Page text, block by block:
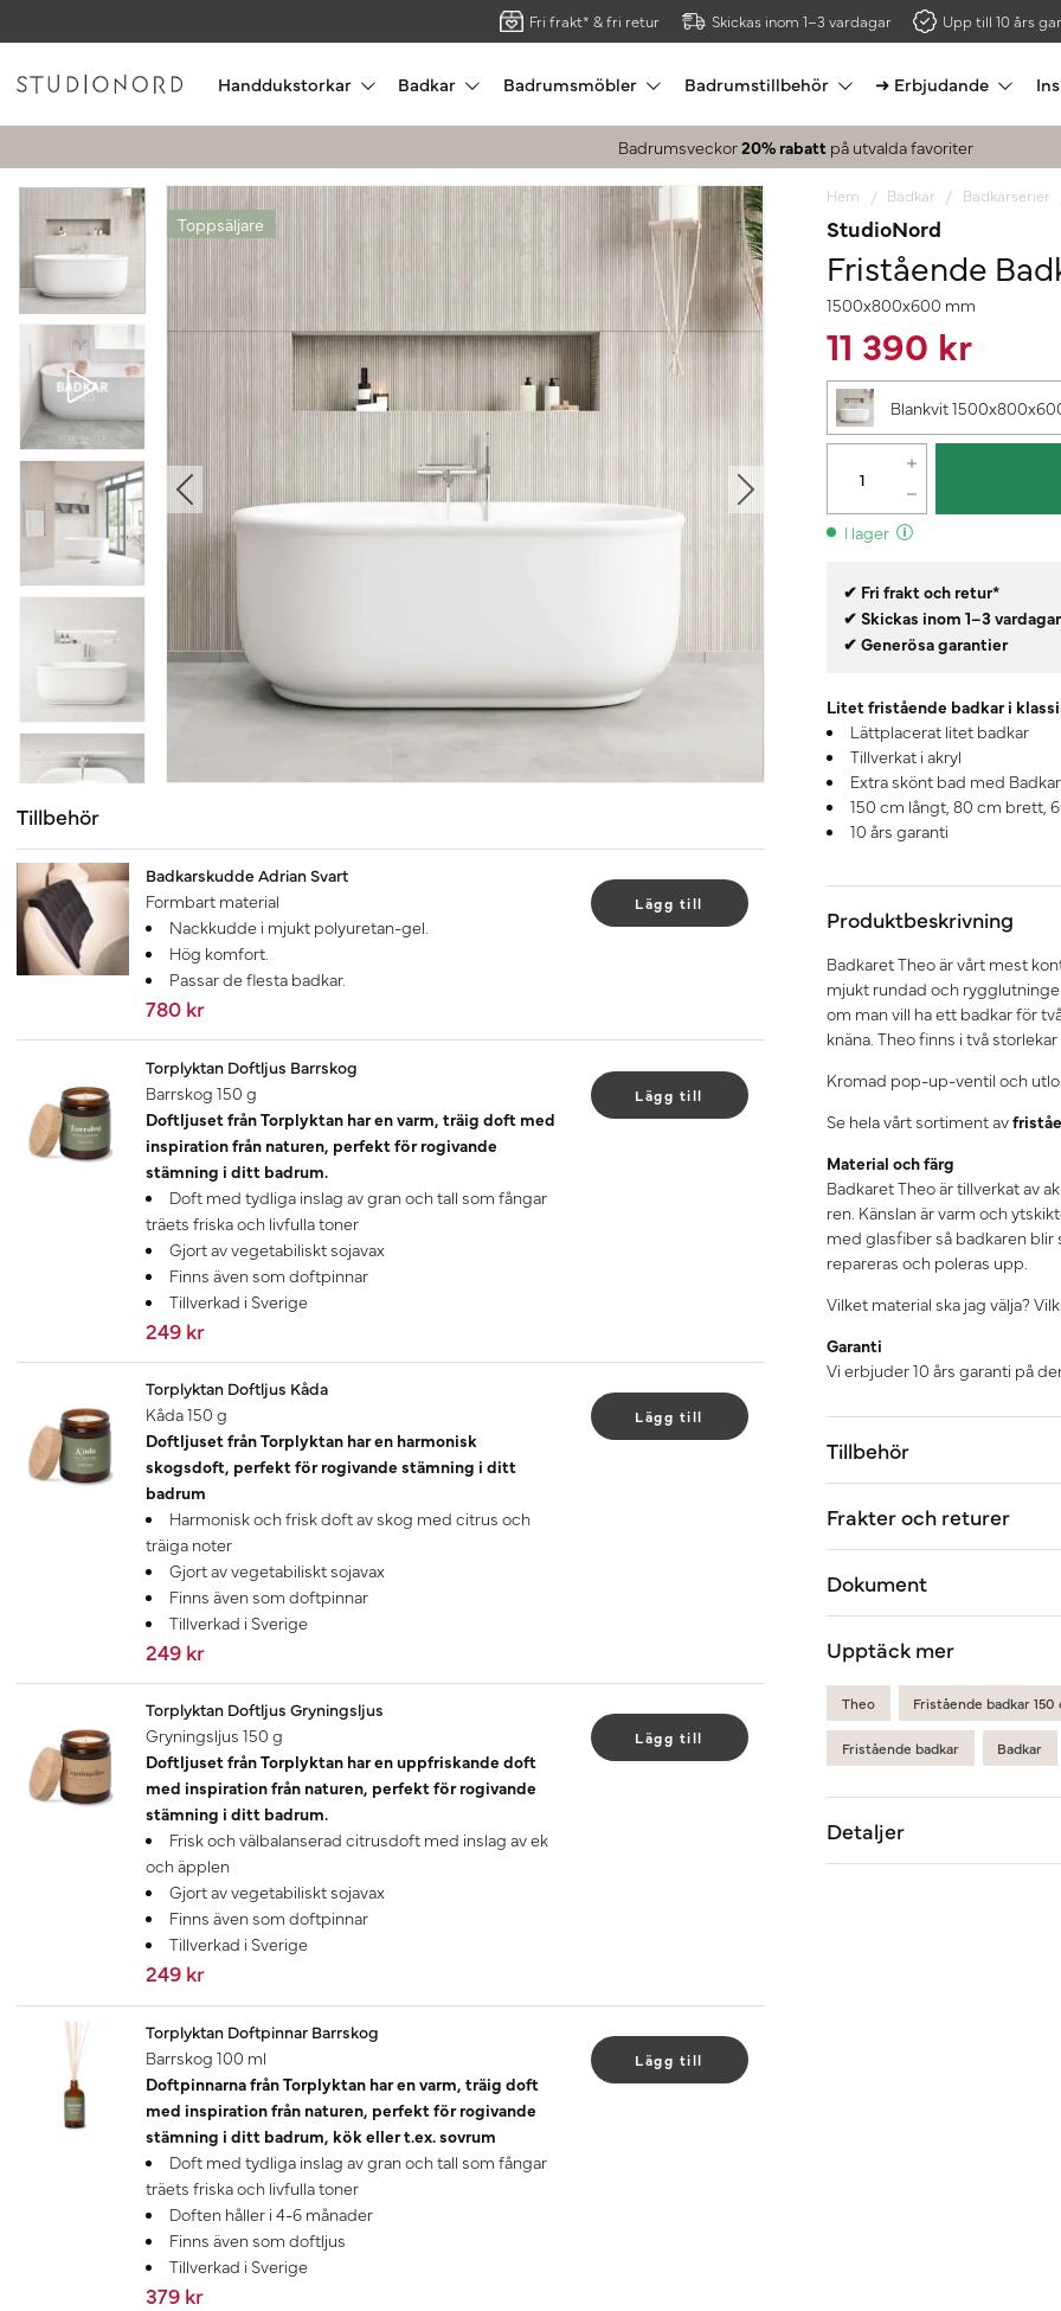
Fri frakt* & fri retur Skickas inom 1–3 vardagar Upp till 10 års
Handdukstorkar Badkar Badrumsmöbler Badrumstillbehör ➜ Erbjudande
Badrumsveckor20% rabatt på utvalda favoriter
Toppsäljare
Tillbehör
Badkarskudde Adrian Svart
Formbart material
Nackkudde i mjukt polyuretan-gel.
Hög komfort.
Passar de flesta badkar.
780 kr
Lägg till
Torplyktan Doftljus Barrskog
Barrskog 150 g
Doftljuset från Torplyktan har en varm, träig doft med
inspiration från naturen, perfekt för rogivande
stämning i ditt badrum.
Doft med tydliga inslag av gran och tall som fångar
träets friska och livfulla toner
Gjort av vegetabiliskt sojavax
Finns även som doftpinnar
Tillverkad i Sverige
249 kr
Lägg till
Torplyktan Doftljus Kåda
Kåda 150 g
Doftljuset från Torplyktan har en harmonisk
skogsdoft, perfekt för rogivande stämning i ditt
badrum
Harmonisk och frisk doft av skog med citrus och
träiga noter
Gjort av vegetabiliskt sojavax
Finns även som doftpinnar
Tillverkad i Sverige
249 kr
Lägg till
Torplyktan Doftljus Gryningsljus
Gryningsljus 150 g
Doftljuset från Torplyktan har en uppfriskande doft
med inspiration från naturen, perfekt för rogivande
stämning i ditt badrum.
Frisk och välbalanserad citrusdoft med inslag av ek
och äpplen
Gjort av vegetabiliskt sojavax
Finns även som doftpinnar
Tillverkad i Sverige
249 kr
Lägg till
Torplyktan Doftpinnar Barrskog
Barrskog 100 ml
Doftpinnarna från Torplyktan har en varm, träig doft
med inspiration från naturen, perfekt för rogivande
stämning i ditt badrum, kök eller t.ex. sovrum
Doft med tydliga inslag av gran och tall som fångar
träets friska och livfulla toner
Doften håller i 4-6 månader
Finns även som doftljus
Tillverkad i Sverige
379 kr
Lägg till
Hem Badkar Badkarserier
StudioNord
Fristående
1500x800x600 mm
11 390 kr
Blankvit
I lager
✔ Fri frakt och retur*
✔ Skickas inom 1–3 vardagar
✔ Generösa garantier
Litet fristående badkar i
Lättplacerat litet badkar
Tillverkat i akryl
Extra skönt bad med
150 cm långt, 80 cm brett,
10 års garanti
Produktbeskrivning
Badkaret Theo är vårt mest
mjukt rundad och
om man vill ha ett badkar för
knäna. Theo finns i två
Kromad pop-up-ventil och
Se hela vårt sortiment av
Material och färg
Badkaret Theo är tillverkat av
ren. Känslan är varm och
med glasfiber så badkaren blir
repareras och poleras upp.
Vilket material ska jag välja?
Garanti
Vi erbjuder 10 års garanti på
Tillbehör
Frakter och returer
Dokument
Upptäck mer
Theo Fristående badkar 150
Fristående badkar Badkar
Detaljer